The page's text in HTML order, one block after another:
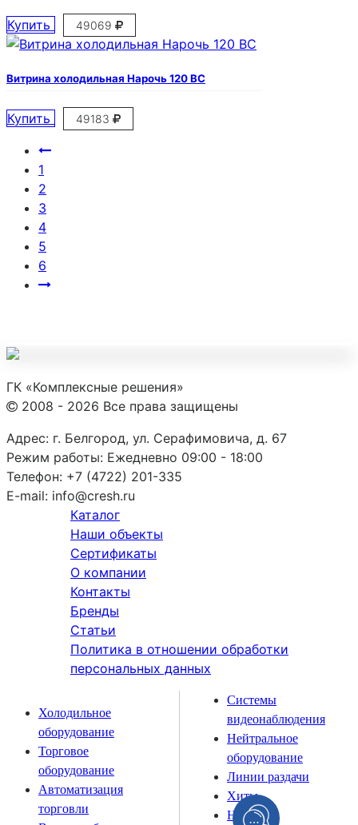
Купить 49069
Витрина холодильная Нарочь 120 ВС
Купить 49183
1
2
3
4
5
6
ГК «Комплексные решения»
2008 - 2026 Все права защищены
Адрес: г. Белгород, ул. Серафимовича, д. 67
Режим работы: Ежедневно 09:00 - 18:00
Телефон: +7 (4722) 201-335
E-mail: info@cresh.ru
Каталог
Наши объекты
Сертификаты
О компании
Контакты
Бренды
Статьи
Политика в отношении обработки
персональных данных
Холодильное
оборудование
Торговое
оборудование
Автоматизация
торговли
Системы
видеонаблюдения
Нейтральное
оборудование
Линии раздачи
Хиты
Новинки